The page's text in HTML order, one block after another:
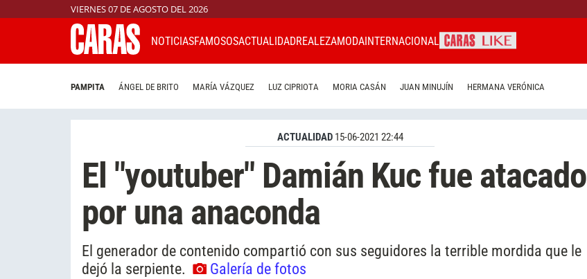
VIERNES 07 DE AGOSTO DEL 2026
NOTICIASFAMOSOSACTUALIDADREALEZAMODAINTERNACIONAL
PAMPITA ÁNGEL DE BRITO MARÍA VÁZQUEZ LUZ CIPRIOTA MORIA CASÁN JUAN MINUJÍN HERMANA VERÓNICA
ACTUALIDAD 15-06-2021 22:44
El "youtuber" Damián Kuc fue atacado
por una anaconda
El generador de contenido compartió con sus seguidores la terrible mordida que le
dejó la serpiente.
Galería de fotos